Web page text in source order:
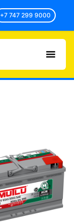
+7 747 299 9000